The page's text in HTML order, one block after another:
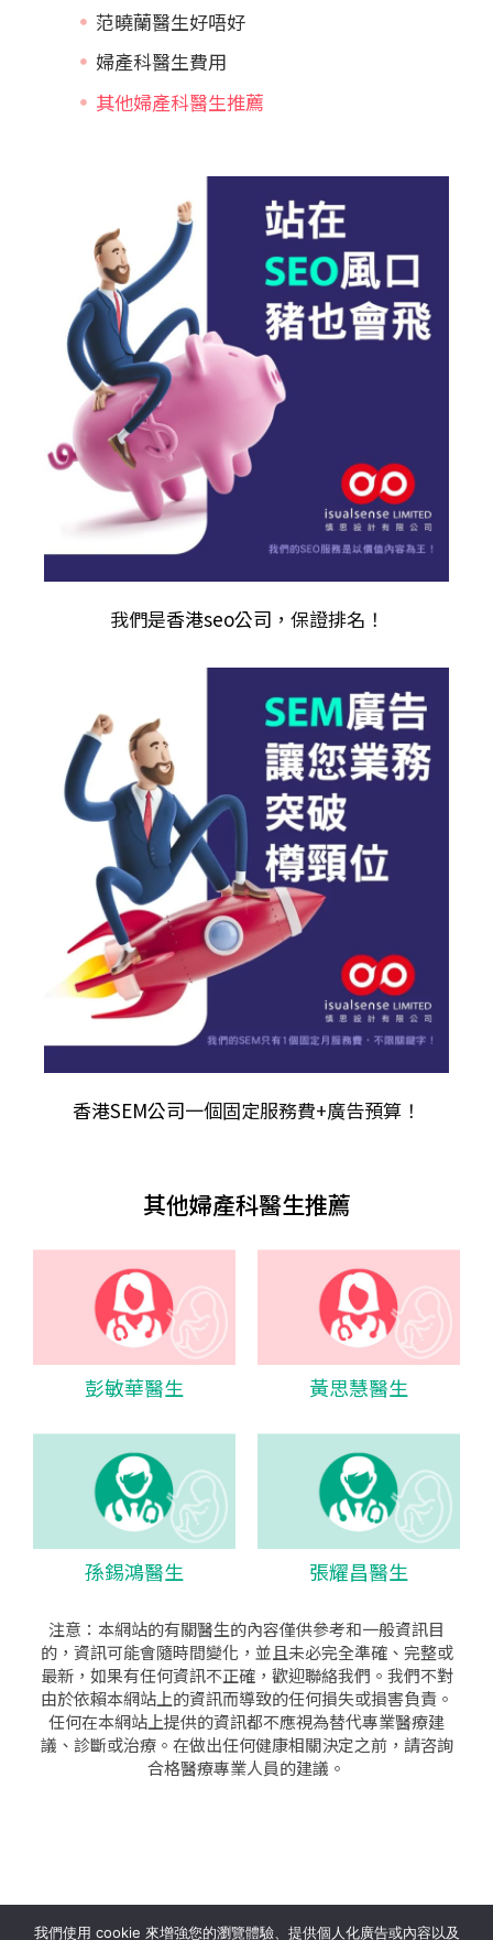
范曉蘭醫生好唔好
婦產科醫生費用
其他婦產科醫生推薦
我們是香港seo公司 ，保證排名！
香港SEM公司一個固定服務費+廣告預算！
其他婦產科醫生推薦
彭敏華醫生 黃思慧醫生
孫錫鴻醫生 張耀昌醫生
注意：本網站的有關醫生的內容僅供參考和一般資訊目
的，資訊可能會隨時間變化，並且未必完全準確、完整或
最新，如果有任何資訊不正確，歡迎聯絡我們。我們不對
由於依賴本網站上的資訊而導致的任何損失或損害負責。
任何在本網站上提供的資訊都不應視為替代專業醫療建
議、診斷或治療。在做出任何健康相關決定之前，請咨詢
合格醫療專業人員的建議。
seo公司|sem公司|網頁設計|網頁設計公司by isualsense
我們使用 cookie 來增強您的瀏覽體驗、提供個人化廣告或內容以及